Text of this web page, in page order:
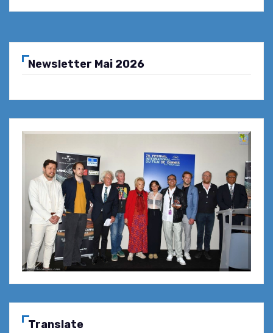
Newsletter Mai 2026
Translate